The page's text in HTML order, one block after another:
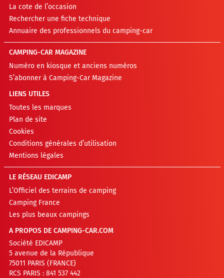
La cote de l’occasion
Rechercher une fiche technique
Annuaire des professionnels du camping-car
CAMPING-CAR MAGAZINE
Numéro en kiosque et anciens numéros
S’abonner à Camping-Car Magazine
LIENS UTILES
Toutes les marques
Plan de site
Cookies
Conditions générales d’utilisation
Mentions légales
LE RÉSEAU EDICAMP
L’Officiel des terrains de camping
Camping France
Les plus beaux campings
A PROPOS DE CAMPING-CAR.COM
Société EDICAMP
5 avenue de la République
75011 PARIS (FRANCE)
RCS PARIS : 841 537 442